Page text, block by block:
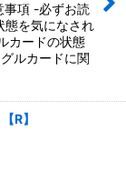
事項 -必ずお読
態を気になされ
カードの状態
ルカードに関
R】